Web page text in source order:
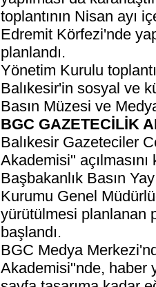
toplantının Nisan ayı
Edremit Körfezi'nde
planlandı.
Yönetim Kurulu
Balıkesir'in sosyal ve
Basın Müzesi ve
BGC GAZETECİLİK
Balıkesir Gazeteciler
Akademisi"
Başbakanlık Basın
Kurumu Genel
yürütülmesi planlanan
başlandı.
BGC Medya
Akademisi"nde, haber